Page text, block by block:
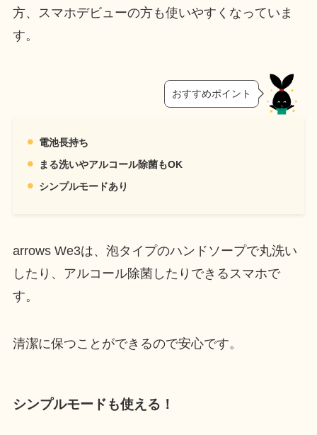
方、スマホデビューの方も使いやすくなっていま
す。
おすすめポイント
電池長持ち
まる洗いやアルコール除菌もOK
シンプルモードあり
arrows We3は、泡タイプのハンドソープで丸洗い
したり、アルコール除菌したりできるスマホで
す。
清潔に保つことができるので安心です。
シンプルモードも使える！